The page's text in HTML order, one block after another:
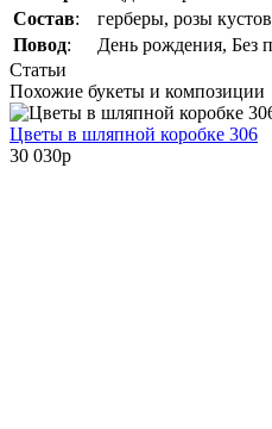
Состав:
герберы, розы
Повод:
День рождения, Без
Статьи
Похожие букеты и композиции
Цветы в шляпной коробке 306
30 030p